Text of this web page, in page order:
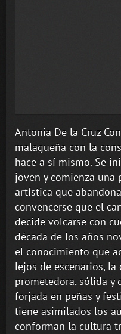
Antonia De la Cruz
malagueña con la
hace a sí mismo. Se
joven y comienza una
artística que
convencerse que el
decide volcarse con
década de los años
el conocimiento que
lejos de escenarios,
prometedora, sólida y
forjada en peñas y
tiene asimilados los
conforman la cultura